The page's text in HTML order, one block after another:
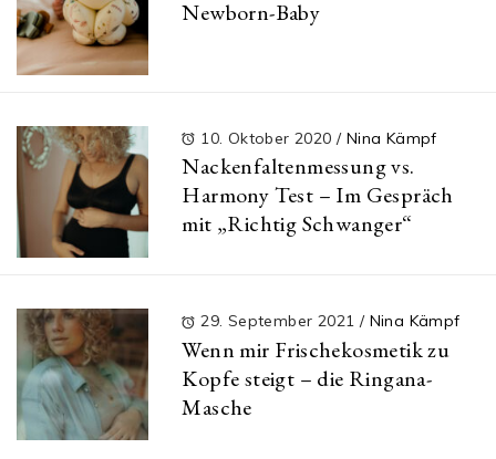
Newborn-Baby
10. Oktober 2020 / Nina Kämpf
Nackenfaltenmessung vs.
Harmony Test – Im Gespräch
mit „Richtig Schwanger“
29. September 2021 / Nina Kämpf
Wenn mir Frischekosmetik zu
Kopfe steigt – die Ringana-
Masche